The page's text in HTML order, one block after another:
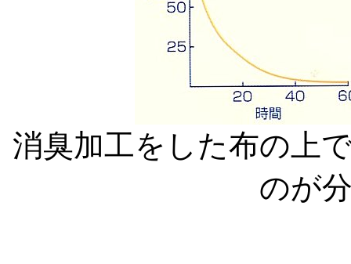
消臭加工をした布の上
のが